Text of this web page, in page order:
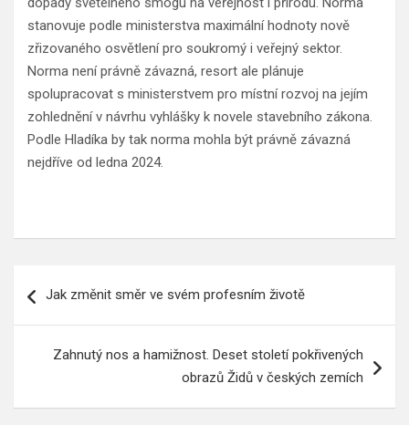
stanovuje podle ministerstva maximální hodnoty nově
zřizovaného osvětlení pro soukromý i veřejný sektor.
Norma není právně závazná, resort ale plánuje
spolupracovat s ministerstvem pro místní rozvoj na jejím
zohlednění v návrhu vyhlášky k novele stavebního zákona.
Podle Hladíka by tak norma mohla být právně závazná
nejdříve od ledna 2024.
proJak změnit směr ve svém profesním životě
Zahnutý nos a hamižnost. Deset století pokřivených
obrazů Židů v českých zemích